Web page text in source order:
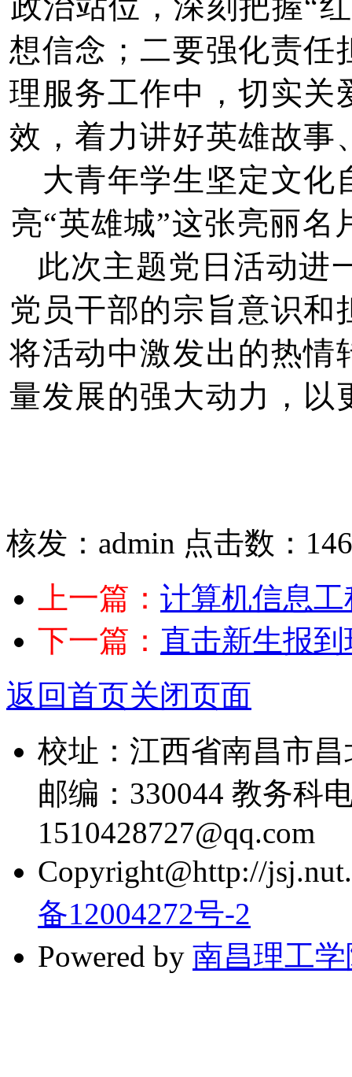
想信念；二要强化责任
理服务工作中，切实关
效，着力讲好英雄故事
大青年学生坚定文化
亮“英雄城”这张亮丽
此次主题党日活动进
党员干部的宗旨意识和
将活动中激发出的热情
量发展的强大动力，以
核发：admin 点击数：146
上一篇： 计算机信息
下一篇： 直击新生报
返回首页关闭页面
校址：江西省南昌市
邮编：330044 教务科
1510428727@qq.com
Copyright@http://
备12004272号-2
Powered by 南昌理工